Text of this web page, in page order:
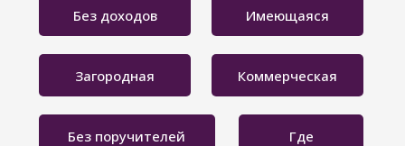
Без доходов
Без поручителей
Имеющаяся
Коммерческая
Загородная
Где